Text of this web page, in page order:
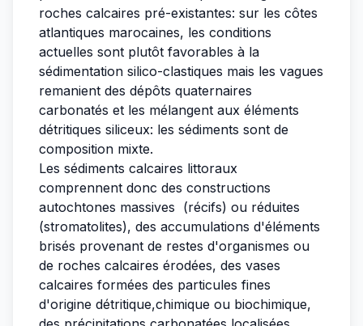
roches calcaires pré-existantes: sur les côtes
atlantiques marocaines, les conditions
actuelles sont plutôt favorables à la
sédimentation silico-clastiques mais les vagues
remanient des dépôts quaternaires
carbonatés et les mélangent aux éléments
détritiques siliceux: les sédiments sont de
composition mixte.
Les sédiments calcaires littoraux
comprennent donc des constructions
autochtones massives (récifs) ou réduites
(stromatolites), des accumulations d'éléments
brisés provenant de restes d'organismes ou
de roches calcaires érodées, des vases
calcaires formées des particules fines
d'origine détritique,chimique ou biochimique,